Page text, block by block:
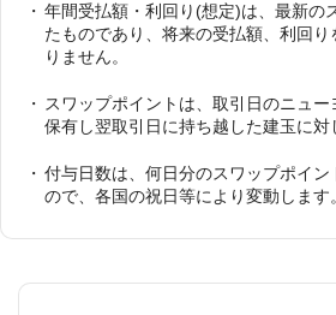
年間受払額・利回り(想定)は、最新の
たものであり、将来の受払額、利回
りません。
スワップポイントは、取引日のニュ
保有し翌取引日に持ち越した建玉に対
付与日数は、何日分のスワップポイン
ので、各国の祝日等により変動します。